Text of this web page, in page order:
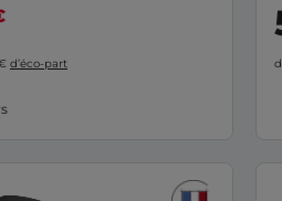
d’éco-part